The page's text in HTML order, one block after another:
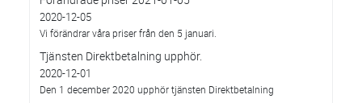
2020-12-05
Vi förändrar våra priser från den 5 januari.
Tjänsten Direktbetalning upphör.
2020-12-01
Den 1 december 2020 upphör tjänsten Direktbetalning